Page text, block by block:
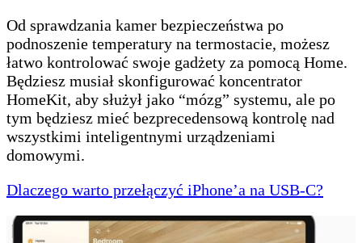
Od sprawdzania kamer bezpieczeństwa po
podnoszenie temperatury na termostacie, możesz
łatwo kontrolować swoje gadżety za pomocą Home.
Będziesz musiał skonfigurować koncentrator
HomeKit, aby służył jako “mózg” systemu, ale po
tym będziesz mieć bezprecedensową kontrolę nad
wszystkimi inteligentnymi urządzeniami
domowymi.
Dlaczego warto przełączyć iPhone’a na USB-C?